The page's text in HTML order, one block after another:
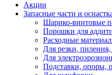
Акции
Запасные части и
Шарико-винтовые
Порошки для
Расходные
Для резки, пиления,
Для
Подставки, опоры,